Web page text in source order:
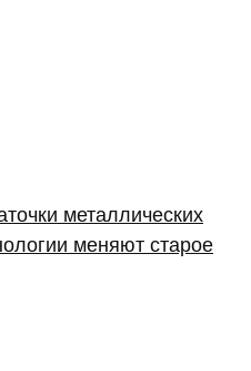
металлических
меняют старое